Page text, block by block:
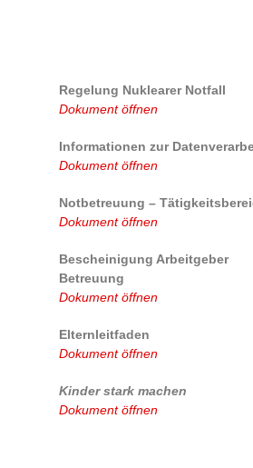
Regelung Nuklearer Notfall
Dokument öffnen
Informationen zur
Dokument öffnen
Notbetreuung –
Dokument öffnen
Bescheinigung Arbeitgeber
Betreuung
Dokument öffnen
Elternleitfaden
Dokument öffnen
Kinder stark machen
Dokument öffnen